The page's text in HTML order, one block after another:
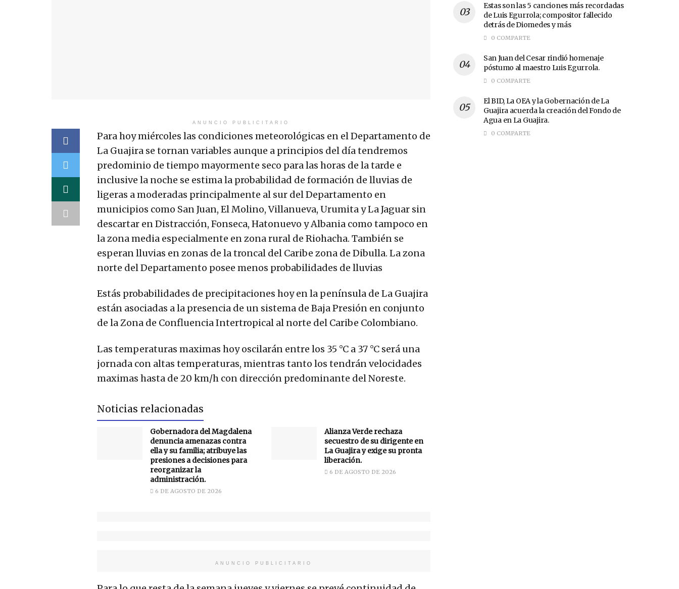
ANUNCIO PUBLICITARIO
Para hoy miércoles las condiciones meteorológicas en el Departamento de
La Guajira se tornan variables aunque a principios del día tendremos
predominio de tiempo mayormente seco para las horas de la tarde e
inclusive la noche se estima la probabilidad de formación de lluvias de
ligeras a moderadas principalmente al sur del Departamento en
municipios como San Juan, El Molino, Villanueva, Urumita y La Jaguar sin
descartar en Distracción, Fonseca, Hatonuevo y Albania como tampoco en
la zona media especialmente en zona rural de Riohacha. También se
esperan lluvias en zonas de la troncal del Caribe zona de Dibulla. La zona
norte del Departamento posee menos probabilidades de lluvias
Estás probabilidades de precipitaciones hoy en la península de La Guajira
están asociadas a la presencia de un sistema de Baja Presión en conjunto
de la Zona de Confluencia Intertropical al norte del Caribe Colombiano.
Las temperaturas maximas hoy oscilarán entre los 35 °C a 37 °C será una
jornada con altas temperaturas, mientras tanto los tendrán velocidades
maximas hasta de 20 km/h con dirección predominante del Noreste.
Noticias relacionadas
Gobernadora del Magdalena
denuncia amenazas contra
ella y su familia; atribuye las
presiones a decisiones para
reorganizar la
administración.
6 DE AGOSTO DE 2026
Alianza Verde rechaza
secuestro de su dirigente en
La Guajira y exige su pronta
liberación.
6 DE AGOSTO DE 2026
ANUNCIO PUBLICITARIO
Estas son las 5 canciones más recordadas
de Luis Egurrola; compositor fallecido
detrás de Diomedes y más
0 COMPARTE
San Juan del Cesar rindió homenaje
póstumo al maestro Luis Egurrola.
0 COMPARTE
El BID, La OEA y la Gobernación de La
Guajira acuerda la creación del Fondo de
Agua en La Guajira.
0 COMPARTE